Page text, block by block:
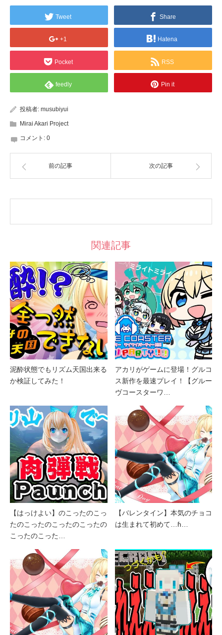
Tweet Share
+1 Hatena
Pocket RSS
feedly Pin it
投稿者: musubiyui
Mirai Akari Project
コメント: 0
前の記事 次の記事
関連記事
泥酔状態でもリズム天国出来る
か検証してみた！
アカリがゲームに登場！グルコ
ス新作を最速プレイ！【グルー
ヴコースターワ…
【はっけよい】のこったのこっ
たのこったのこったのこったの
こったのこった…
【バレンタイン】本気のチョコ
は生まれて初めて…ɦ…